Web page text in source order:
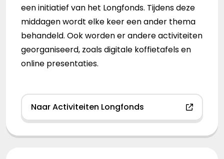
een initiatief van het Longfonds. Tijdens deze
middagen wordt elke keer een ander thema
behandeld. Ook worden er andere activiteiten
georganiseerd, zoals digitale koffietafels en
online presentaties.
Naar Activiteiten Longfonds